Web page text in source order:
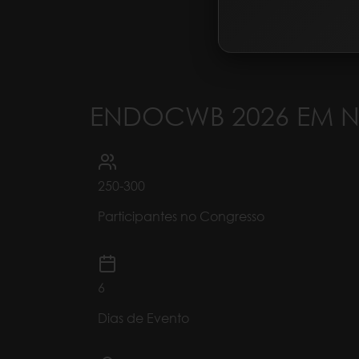
ENDOCWB 2026 EM
250-300
Participantes no Congresso
6
Dias de Evento